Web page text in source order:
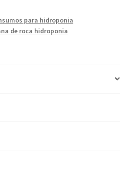
para hidroponia
de roca hidroponia